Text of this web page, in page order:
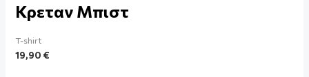
Κρεταν Μπιστ
T-shirt
19,90€